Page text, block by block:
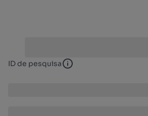
ID de pesquisa ID de pesquisa